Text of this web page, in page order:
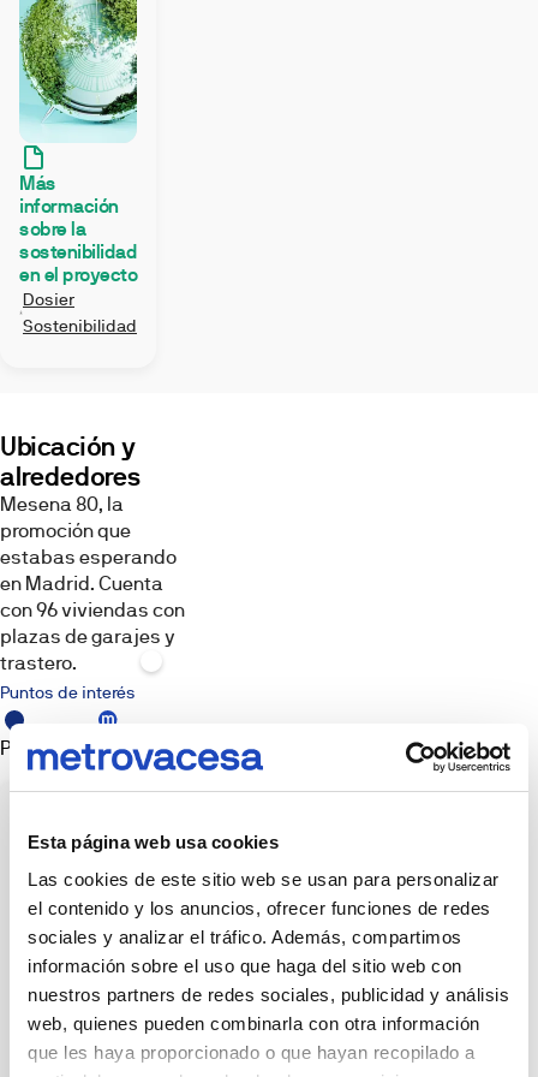
Esta página web usa cookies
Las cookies de este sitio web se usan para personalizar
el contenido y los anuncios, ofrecer funciones de redes
sociales y analizar el tráfico. Además, compartimos
información sobre el uso que haga del sitio web con
nuestros partners de redes sociales, publicidad y análisis
web, quienes pueden combinarla con otra información
que les haya proporcionado o que hayan recopilado a
Más
información
sobre la
sostenibilidad
en el proyecto
Dosier
Sostenibilidad
Ubicación y
alrededores
Mesena 80, la
promoción que
estabas esperando
en Madrid. Cuenta
con 96 viviendas con
plazas de garajes y
trastero.
Puntos de interés
PromociónPunto de
venta
Terraza
Imágenes,
infografías
y
recreaciones
con
fines
ilustrativos.
El
amueblamiento,
elementos
decorativos,
y
atrezzo
mostrados
no
forman
parte
producto
indique
expresamente.
pueden
reflejar
exactitud
dimensiones,
materiales